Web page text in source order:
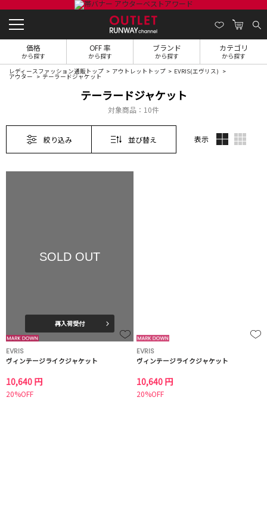
価格
から探す
OFF 率
から探す
ブランド
から探す
カテゴリ
から探す
レディースファッション通販トップ アウトレットトップ EVRIS(エヴリス)
アウター テーラードジャケット
テーラードジャケット
対象商品： 10件
絞り込み 並び替え 表示
SOLD OUT
再入荷受付
EVRIS
ヴィンテージライクジャケット
10,640 円
20%OFF
EVRIS
ヴィンテージライクジャケット
10,640 円
20%OFF